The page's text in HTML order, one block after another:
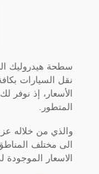
سطحة هيدروليك
نقل السيارات
الأسعار، إذ نوفر لك
المتطور.
والذي من خلاله
الى مختلف
الاسعار